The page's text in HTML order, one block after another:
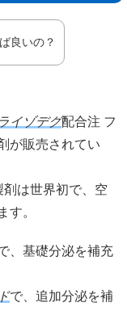
良いの？
ライゾデグ配合注 フ
が販売されてい
は世界初で、空
す。
、基礎分泌を補充
で、追加分泌を補